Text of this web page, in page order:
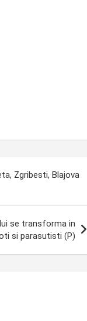
Zgribesti, Blajova
se transforma in
si parasutisti (P)